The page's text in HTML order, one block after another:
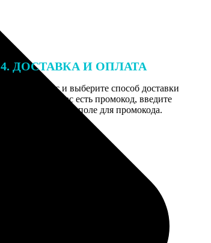
4. ДОСТАВКА И ОПЛАТА
Введите адрес и выберите способ доставки
заказа. Если у вас есть промокод, введите
его в специальное поле для промокода.